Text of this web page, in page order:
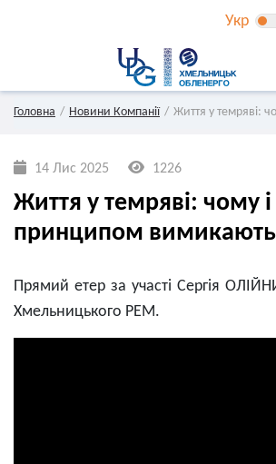
Укр
Головна Новини Компанії Життя у темряві:
14 Лис 2025 1226
Життя у темряві: чому
принципом вимикають
Прямий етер за участі Сергія
Хмельницького РЕМ.